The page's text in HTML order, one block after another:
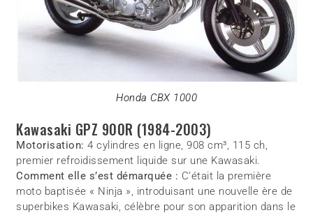
Honda CBX 1000
Kawasaki GPZ 900R (1984-2003)
Motorisation: 4 cylindres en ligne, 908 cm³, 115 ch,
premier refroidissement liquide sur une Kawasaki.
Comment elle s’est démarquée : C’était la première
moto baptisée « Ninja », introduisant une nouvelle ère de
superbikes Kawasaki, célèbre pour son apparition dans le